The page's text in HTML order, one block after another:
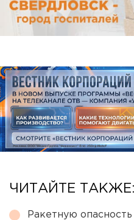
ЧИТАЙТЕ ТАКЖЕ:
Ракетную